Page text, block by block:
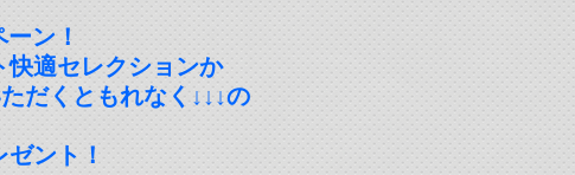
ン！
快適セレクションか
だくともれなく↓↓↓の
ゼント！